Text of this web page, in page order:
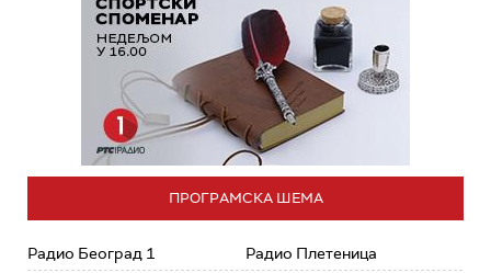
ПРОГРАМСКА ШЕМА
Радио Београд 1 Радио Плетеница